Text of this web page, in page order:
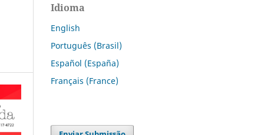
Idioma
English
Português (Brasil)
Español (España)
Français (France)